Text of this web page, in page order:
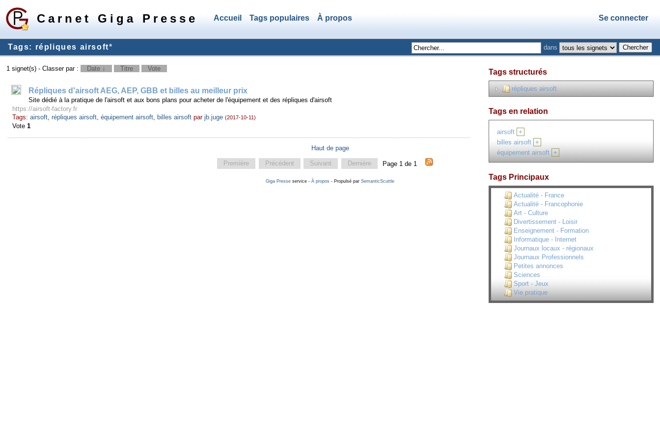
Carnet Giga Presse Accueil Tags populaires À propos Se connecter
Tags: répliques airsoft* dans
1 signet(s) - Classer par : Date ↓ Titre Vote
Répliques d'airsoft AEG, AEP, GBB et billes au meilleur prix
Site dédié à la pratique de l'airsoft et aux bons plans pour acheter de l'équipement et des répliques d'airsoft
https://airsoft-factory.fr
Tags:airsoft,répliques airsoft,équipement airsoft, billes airsoft parjb.juge (2017-10-11)
Vote1
Haut de page
Première Précédent Suivant Dernière Page 1 de 1
Tags structurés
répliques airsoft
Tags en relation
airsoft +
billes airsoft +
équipement airsoft +
Tags Principaux
Actualité - France
Actualité - Francophonie
Art - Culture
Divertissement - Loisir
Enseignement - Formation
Informatique - Internet
Journaux locaux - régionaux
Journaux Professionnels
Petites annonces
Sciences
Sport - Jeux
Vie pratique
Giga Presse service - À propos - Propulsé par SemanticScuttle